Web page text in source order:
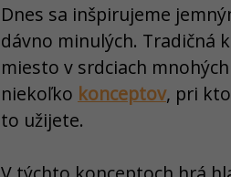
Dnes sa inšpirujeme
dávno minulých. Tradičná
miesto v srdciach
niekoľko konceptov, pri
to užijete.